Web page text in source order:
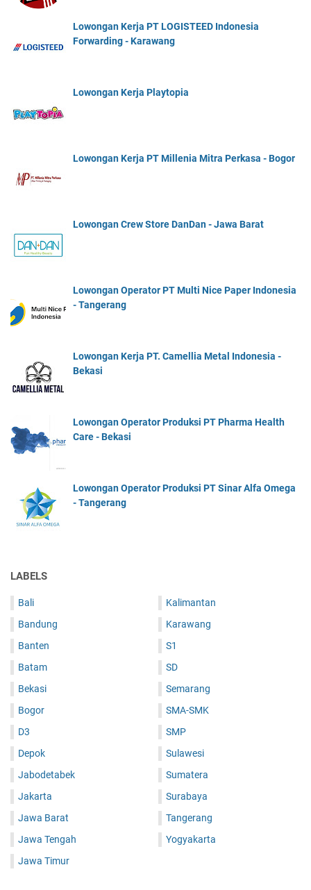
Lowongan Kerja PT LOGISTEED Indonesia
Forwarding - Karawang
Lowongan Kerja Playtopia
Lowongan Kerja PT Millenia Mitra Perkasa - Bogor
Lowongan Crew Store DanDan - Jawa Barat
Lowongan Operator PT Multi Nice Paper Indonesia
- Tangerang
Lowongan Kerja PT. Camellia Metal Indonesia -
Bekasi
Lowongan Operator Produksi PT Pharma Health
Care - Bekasi
Lowongan Operator Produksi PT Sinar Alfa Omega
- Tangerang
LABELS
Bali
Bandung
Banten
Batam
Bekasi
Bogor
D3
Depok
Jabodetabek
Jakarta
Jawa Barat
Jawa Tengah
Jawa Timur
Kalimantan
Karawang
S1
SD
Semarang
SMA-SMK
SMP
Sulawesi
Sumatera
Surabaya
Tangerang
Yogyakarta